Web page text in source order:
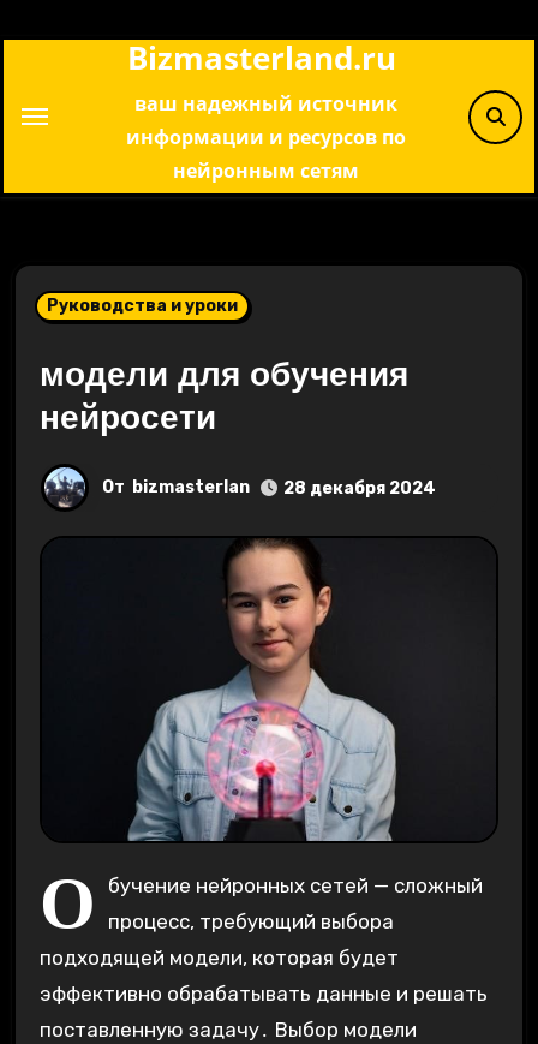
Bizmasterland.ru
ваш надежный источник
информации и ресурсов по
нейронным сетям
Руководства и уроки
модели для обучения
нейросети
От bizmasterlan 28 декабря 2024
О
бучение нейронных сетей — сложный
процесс, требующий выбора
подходящей модели, которая будет
эффективно обрабатывать данные и решать
поставленную задачу․ Выбор модели